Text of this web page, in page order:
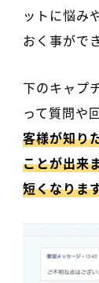
ットに悩み
おく事がで
下のキャプ
って質問や
客様が知り
ことが出来
短くなりま